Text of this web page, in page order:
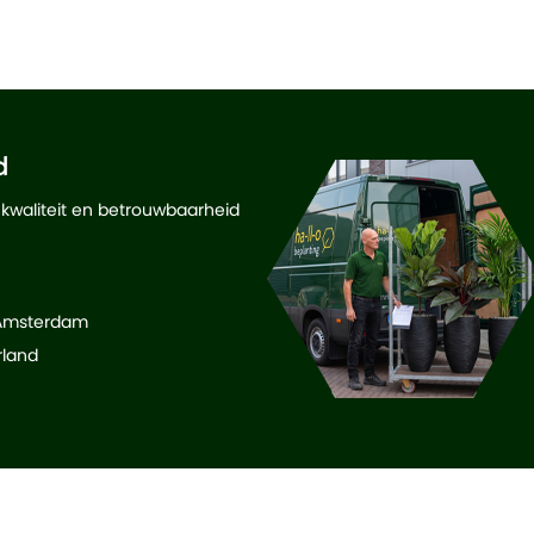
en betrouwbaarheid